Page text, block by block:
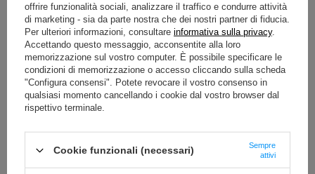
Nei supporti multilivello MH-S204, abbiamo utilizzato
ganci per questa linea più costosa, che rendono più facile
rilasciare il bilanciere dopo una serie di esercizi.
Grazie all'utilizzo di robusti profili 40x40 mm e lamiere
spesse che collegano i singoli elementi, garantiamo la
piena stabilità dell'apparecchiatura.
offrire funzionalità sociali, analizzare il traffico e condurre attività
di marketing - sia da parte nostra che dei nostri partner di fiducia.
Per ulteriori informazioni, consultare informativa sulla privacy.
Accettando questo messaggio, acconsentite alla loro
memorizzazione sul vostro computer. È possibile specificare le
condizioni di memorizzazione o accesso cliccando sulla scheda
"Configura consensi". Potete revocare il vostro consenso in
qualsiasi momento cancellando i cookie dal vostro browser dal
rispettivo terminale.
Cookie funzionali (necessari)
Sempre
attivi